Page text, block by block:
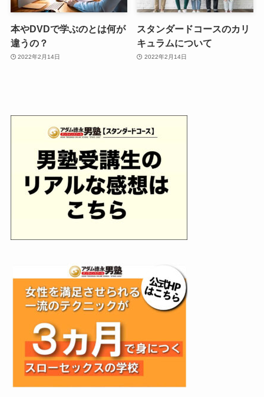
本やDVDで学ぶのとは何が
違うの？
2022年2月14日
スタンダードコースのカリ
キュラムについて
2022年2月14日